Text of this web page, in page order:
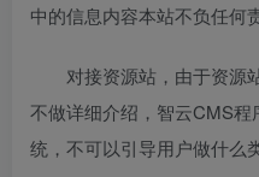
中的信息内容本站不负任何
对接资源站，由于资源
不做详细介绍，智云CMS
统，不可以引导用户做什么